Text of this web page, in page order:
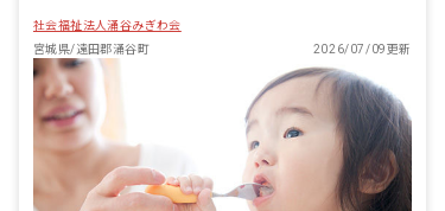
社会福祉法人涌谷みぎわ会
宮城県/遠田郡涌谷町
2026/07/09更新